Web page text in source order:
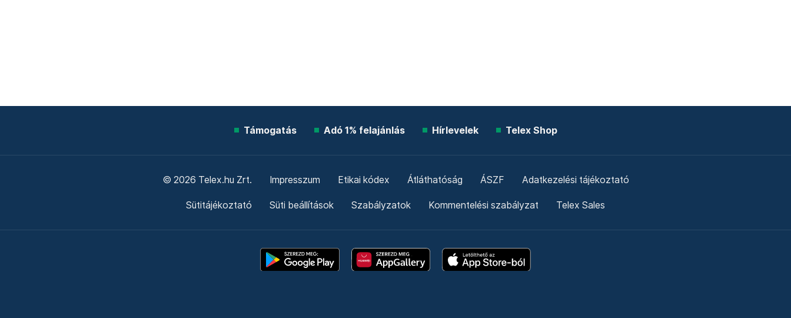
Támogatás Adó 1% felajánlás Hírlevelek Telex Shop
© 2026 Telex.hu Zrt. Impresszum Etikai kódex Átláthatóság ÁSZF Adatkezelési tájékoztató
Sütitájékoztató Süti beállítások Szabályzatok Kommentelési szabályzat Telex Sales